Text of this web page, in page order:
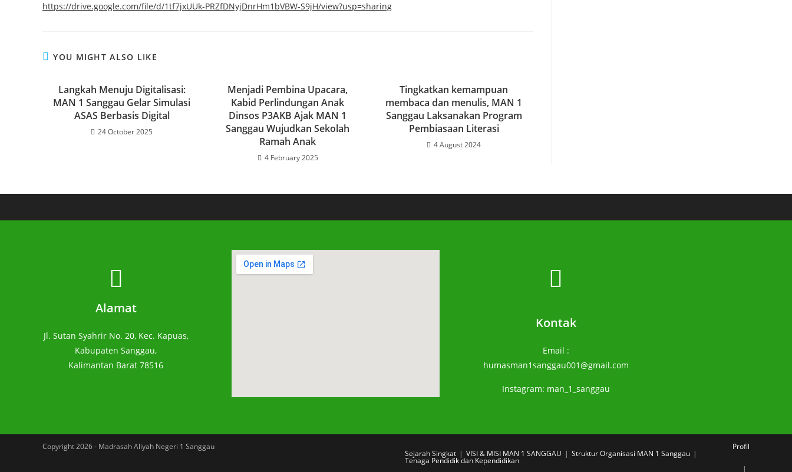
https://drive.google.com/file/d/1tf7jxUUk-PRZfDNyjDnrHm1bVBW-S9jH/view?usp=sharing
YOU MIGHT ALSO LIKE
Langkah Menuju Digitalisasi:
MAN 1 Sanggau Gelar Simulasi
ASAS Berbasis Digital
24 October 2025
Menjadi Pembina Upacara,
Kabid Perlindungan Anak
Dinsos P3AKB Ajak MAN 1
Sanggau Wujudkan Sekolah
Ramah Anak
4 February 2025
Tingkatkan kemampuan
membaca dan menulis, MAN 1
Sanggau Laksanakan Program
Pembiasaan Literasi
4 August 2024
Alamat
Jl. Sutan Syahrir No. 20, Kec. Kapuas,
Kabupaten Sanggau,
Kalimantan Barat 78516
Kontak
Email :
humasman1sanggau001@gmail.com
Instagram: man_1_sanggau
Profil
Sejarah Singkat VISI & MISI MAN 1 SANGGAU Struktur Organisasi MAN 1 Sanggau
Tenaga Pendidik dan Kependidikan
Copyright 2026 - Madrasah Aliyah Negeri 1 Sanggau